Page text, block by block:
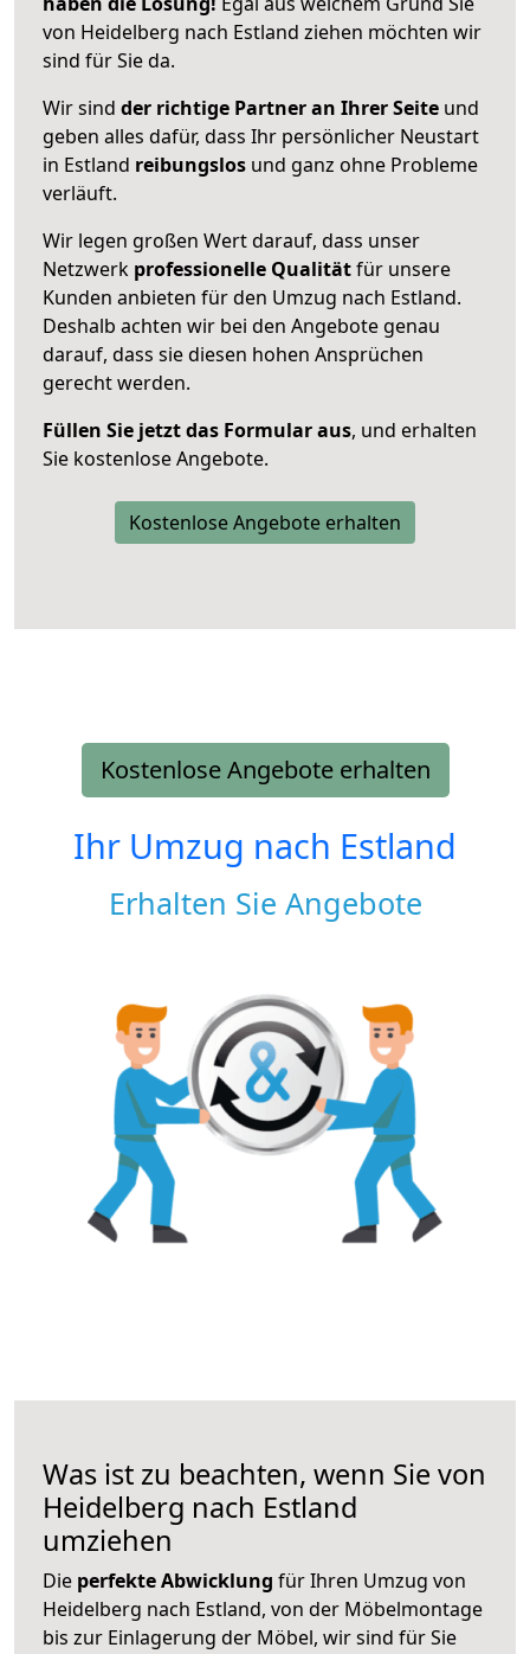
von Heidelberg nach Estland ziehen möchten wir
sind für Sie da.
Wir sind der richtige Partner an Ihrer Seite und
geben alles dafür, dass Ihr persönlicher Neustart
in Estland reibungslos und ganz ohne Probleme
verläuft.
Wir legen großen Wert darauf, dass unser
Netzwerk professionelle Qualitätfür unsere
Kunden anbieten für den Umzug nach Estland.
Deshalb achten wir bei den Angebote genau
darauf, dass sie diesen hohen Ansprüchen
gerecht werden.
Füllen Sie jetzt das Formular aus, und erhalten
Sie kostenlose Angebote.
Kostenlose Angebote erhalten
Kostenlose Angebote erhalten
Ihr Umzug nach Estland
Erhalten Sie Angebote
Was ist zu beachten, wenn Sie von
Heidelberg nach Estland
umziehen
Die perfekte Abwicklung für Ihren Umzug von
Heidelberg nach Estland, von der Möbelmontage
bis zur Einlagerung der Möbel, wir sind für Sie